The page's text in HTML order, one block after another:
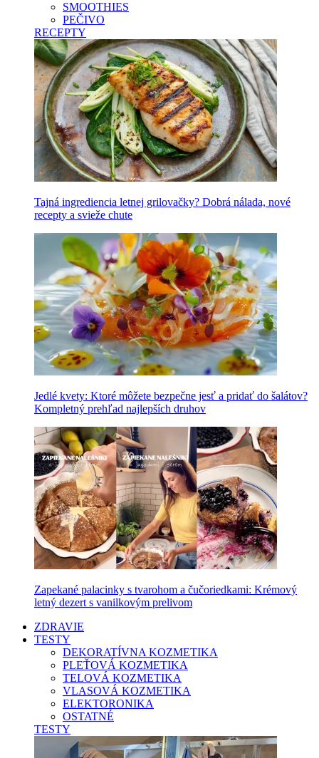
SMOOTHIES
PEČIVO
RECEPTY
Tajná ingrediencia letnej grilovačky? Dobrá nálada, nové
recepty a svieže chute
Jedlé kvety: Ktoré môžete bezpečne jesť a pridať do šalátov?
Kompletný prehľad najlepších druhov
Zapekané palacinky s tvarohom a čučoriedkami: Krémový
letný dezert s vanilkovým prelivom
ZDRAVIE
TESTY
DEKORATÍVNA KOZMETIKA
PLEŤOVÁ KOZMETIKA
TELOVÁ KOZMETIKA
VLASOVÁ KOZMETIKA
ELEKTORONIKA
OSTATNÉ
TESTY